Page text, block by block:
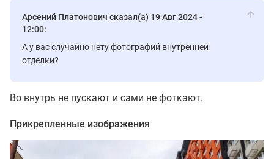
Арсений Платонович сказал(а) 19 Авг 2024 -
12:00:
А у вас случайно нету фотографий внутренней
отделки?
Во внутрь не пускают и сами не фоткают.
Прикрепленные изображения